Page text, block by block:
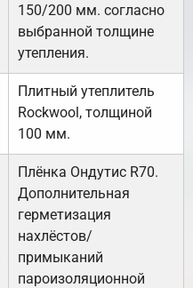
150/200 мм. согласно
выбранной толщине
утепления.
Плитный утеплитель
Rockwool, толщиной
100 мм.
Плёнка Ондутис R70.
Дополнительная
герметизация
нахлёстов/
примыканий
пароизоляционной